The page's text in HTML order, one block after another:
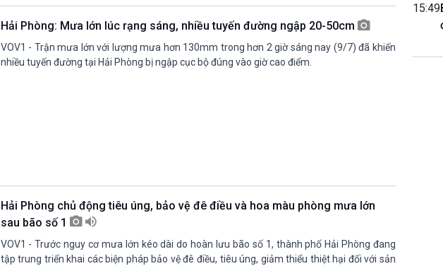
Hải Phòng: Mưa lớn lúc rạng sáng, nhiều tuyến đường ngập 20-50cm
VOV1 - Trận mưa lớn với lượng mưa hơn 130mm trong hơn 2 giờ sáng nay (9/7) đã khiến
nhiều tuyến đường tại Hải Phòng bị ngập cục bộ đúng vào giờ cao điểm.
Hải Phòng chủ động tiêu úng, bảo vệ đê điều và hoa màu phòng mưa lớn
sau bão số 1
VOV1 - Trước nguy cơ mưa lớn kéo dài do hoàn lưu bão số 1, thành phố Hải Phòng đang
tập trung triển khai các biện pháp bảo vệ đê điều, tiêu úng, giảm thiểu thiệt hại đối với sản
15:49